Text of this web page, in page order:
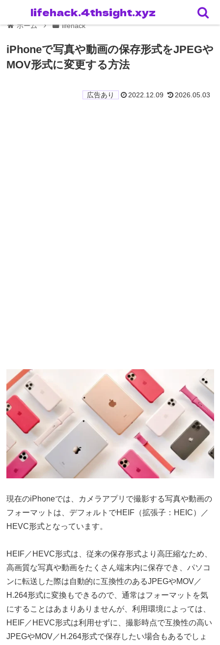
ホーム lifehack
iPhoneで写真や動画の保存形式をJPEGや
MOV形式に変更する方法
2022.12.09 2026.05.03
現在のiPhoneでは、カメラアプリで撮影する写真や動画の
フォーマットは、デフォルトでHEIF（拡張子：HEIC）／
HEVC形式となっています。
HEIF／HEVC形式は、従来の保存形式より高圧縮なため、
高画質な写真や動画をたくさん端末内に保存でき、パソコ
ンに転送した際は自動的に互換性のあるJPEGやMOV／
H.264形式に変換もできるので、通常はフォーマットを気
にすることはあまりありませんが、利用環境によっては、
HEIF／HEVC形式は利用せずに、撮影時点で互換性の高い
JPEGやMOV／H.264形式で保存したい場合もあるでしょ
lifehack.4thsight.xyz